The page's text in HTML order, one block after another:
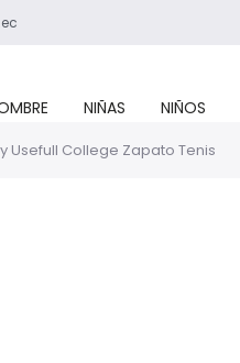
NIÑAS NIÑOS
Usefull College Zapato Tenis